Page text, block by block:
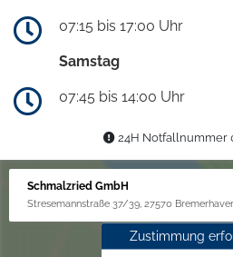
07:15 bis 17:00 Uhr
Samstag
07:45 bis 14:00 Uhr
24H Notfallnummer
Schmalzried GmbH
Stresemannstraße 37/39, 27570
Zustimmung